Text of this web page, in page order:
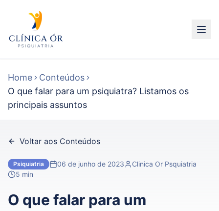
Home
Conteúdos
O que falar para um psiquiatra? Listamos os
principais assuntos
Voltar aos Conteúdos
Psiquiatria 06 de junho de 2023
Clinica Or Psquiatria
5 min
O que falar para um